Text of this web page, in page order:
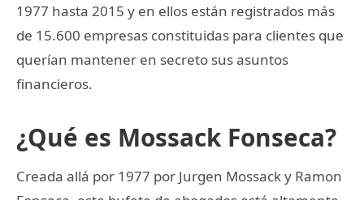
1977 hasta 2015 y en ellos están registrados más
de 15.600 empresas constituidas para clientes que
querían mantener en secreto sus asuntos
financieros.
¿Qué es Mossack Fonseca?
Creada allá por 1977 por Jurgen Mossack y Ramon